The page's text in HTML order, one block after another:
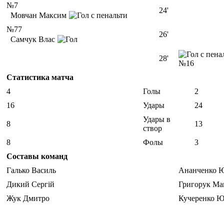
№7
Мовчан Максим
24'
№77
Самчук Влас
26'
28'
№16
Статистика матча
4
Голы
2
16
Удары 24
8
Удары в
створ
13
8 Фолы
3
Составы команд
Галько Василь
Ананченко
Дикий Сергій
Григорук
Жук Дмитро
Кучеренко